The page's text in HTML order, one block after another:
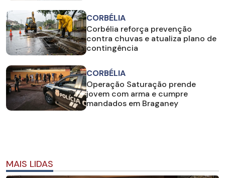
CORBÉLIA
Corbélia reforça prevenção
contra chuvas e atualiza plano de
contingência
CORBÉLIA
Operação Saturação prende
jovem com arma e cumpre
mandados em Braganey
MAIS LIDAS